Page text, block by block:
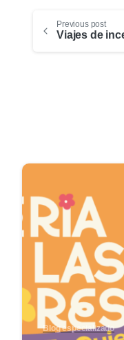
Previous post
Blog especializado